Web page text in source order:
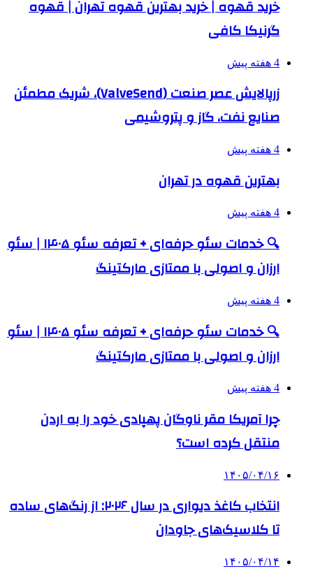
خرید قهوه | خرید بهترین قهوه تهران | قهوه
گرنیکا کافی
4 هفته پیش
زرپالایش عصر صنعت (ValveSend)، شریک مطمئن
صنایع نفت، گاز و پتروشیمی
4 هفته پیش
بهترین قهوه در تهران
4 هفته پیش
🔍 خدمات سئو حرفه‌ای + تعرفه سئو ۱۴۰۵ | سئو
ارزان و اصولی با ممتازی مارکتینگ
4 هفته پیش
🔍 خدمات سئو حرفه‌ای + تعرفه سئو ۱۴۰۵ | سئو
ارزان و اصولی با ممتازی مارکتینگ
4 هفته پیش
چرا آمریکا مقر ناوگان پهپادی خود را به اردن
منتقل کرده است؟
۱۴۰۵/۰۴/۱۶
انتخاب کاغذ دیواری در سال ۲۰۲۶: از رنگ‌های ساده
تا کلاسیک‌های جاودان
۱۴۰۵/۰۴/۱۴